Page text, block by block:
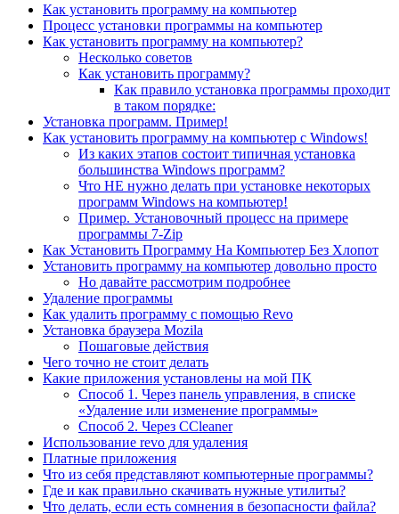
Как установить программу на компьютер
Процесс установки программы на компьютер
Как установить программу на компьютер?
Несколько советов
Как установить программу?
Как правило установка программы проходит
в таком порядке:
Установка программ. Пример!
Как установить программу на компьютер с Windows!
Из каких этапов состоит типичная установка
большинства Windows программ?
Что НЕ нужно делать при установке некоторых
программ Windows на компьютер!
Пример. Установочный процесс на примере
программы 7-Zip
Как Установить Программу На Компьютер Без Хлопот
Установить программу на компьютер довольно просто
Но давайте рассмотрим подробнее
Удаление программы
Как удалить программу с помощью Revo
Установка браузера Mozila
Пошаговые действия
Чего точно не стоит делать
Какие приложения установлены на мой ПК
Способ 1. Через панель управления, в списке
«Удаление или изменение программы»
Способ 2. Через CCleaner
Использование revo для удаления
Платные приложения
Что из себя представляют компьютерные программы?
Где и как правильно скачивать нужные утилиты?
Что делать, если есть сомнения в безопасности файла?